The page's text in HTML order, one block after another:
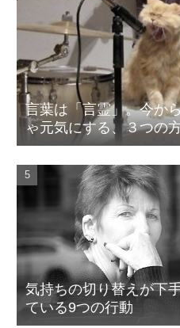
言葉は「言霊」。今か
ゃ元気にする、３つの
気持ちの切り替えが下
ている9つの行動